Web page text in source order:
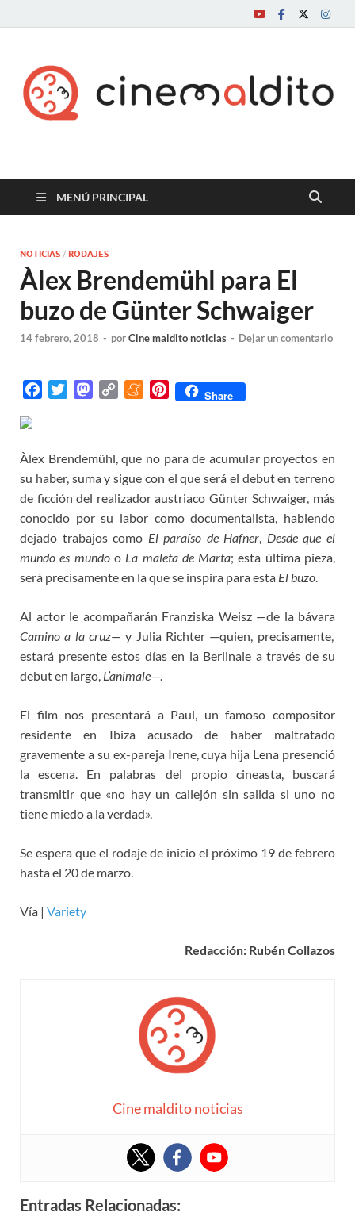
Cine maldito
MENÚ PRINCIPAL
NOTICIAS / RODAJES
Àlex Brendemühl para El
buzo de Günter Schwaiger
14 febrero, 2018 - porCine maldito noticias - Dejar un comentario
b
o
o
k
t
e
r
M
o
d
o
n
L
i
n
k
M
a
m
e
P
e
r
e
s
t
Share
Àlex Brendemühl, que no para de acumular proyectos en
su haber, suma y sigue con el que será el debut en terreno
de ficción del realizador austriaco Günter Schwaiger, más
conocido por su labor como documentalista, habiendo
dejado trabajos como El paraíso de Hafner, Desde que el
mundo es mundoo La maleta de Marta; esta última pieza,
será precisamente en la que se inspira para esta El buzo.
Al actor le acompañarán Franziska Weisz —de la bávara
Camino a la cruz— y Julia Richter —quien, precisamente,
estará presente estos días en la Berlinale a través de su
debut en largo, L’animale—.
El film nos presentará a Paul, un famoso compositor
residente en Ibiza acusado de haber maltratado
gravemente a su ex-pareja Irene, cuya hija Lena presenció
la escena. En palabras del propio cineasta, buscará
transmitir que «no hay un callejón sin salida si uno no
tiene miedo a la verdad».
Se espera que el rodaje de inicio el próximo 19 de febrero
hasta el 20 de marzo.
Vía | Variety
Redacción: Rubén Collazos
Cine maldito noticias
Entradas Relacionadas: